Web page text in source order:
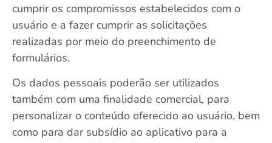
cumprir os compromissos estabelecidos com o
usuário e a fazer cumprir as solicitações
realizadas por meio do preenchimento de
formulários.
Os dados pessoais poderão ser utilizados
também com uma finalidade comercial, para
personalizar o conteúdo oferecido ao usuário, bem
como para dar subsídio ao aplicativo para a